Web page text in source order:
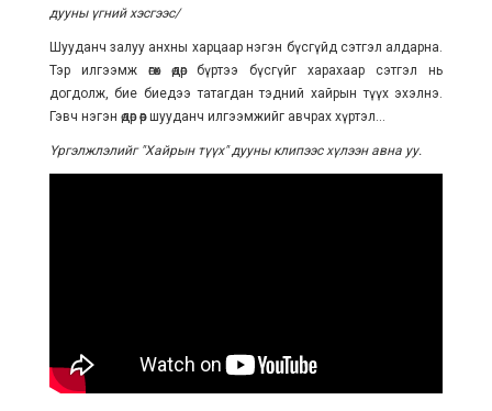
дууны үгний хэсгээс/
Шууданч залуу анхны харцаар нэгэн бүсгүйд сэтгэл алдарна.
Тэр илгээмж өгөх өдөр бүртээ бүсгүйг харахаар сэтгэл нь
догдолж, бие биедээ татагдан тэдний хайрын түүх эхэлнэ.
Гэвч нэгэн өдөр өөр шууданч илгээмжийг авчрах хүртэл...
Үргэлжлэлийг "Хайрын түүх" дууны клипээс хүлээн авна уу.